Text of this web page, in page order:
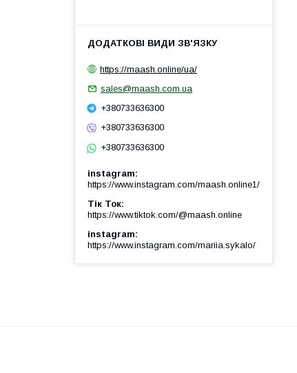
https://maash.online/ua/
sales@maash.com.ua
+380733636300
+380733636300
+380733636300
instagram
https://www.instagram.com/maash.online1/
Тік Ток
https://www.tiktok.com/@maash.online
instagram
https://www.instagram.com/mariia.sykalo/